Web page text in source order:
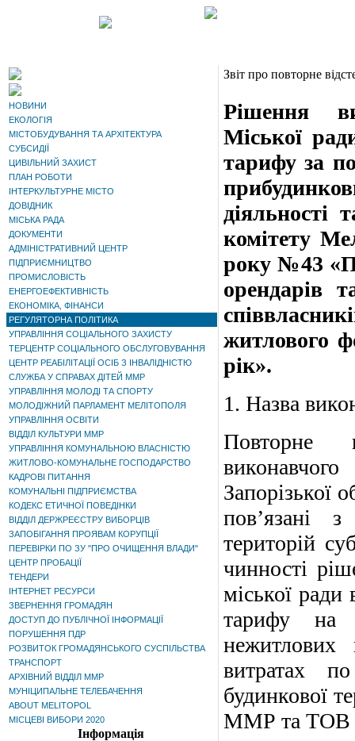
НОВИНИ
ЕКОЛОГІЯ
МІСТОБУДУВАННЯ ТА АРХІТЕКТУРА
СУБСИДІЇ
ЦИВІЛЬНИЙ ЗАХИСТ
ПЛАН РОБОТИ
ІНТЕРКУЛЬТУРНЕ МІСТО
ДОВІДНИК
МІСЬКА РАДА
ДОКУМЕНТИ
АДМІНІСТРАТИВНИЙ ЦЕНТР
ПІДПРИЄМНИЦТВО
ПРОМИСЛОВІСТЬ
ЕНЕРГОЕФЕКТИВНІСТЬ
ЕКОНОМІКА, ФІНАНСИ
РЕГУЛЯТОРНА ПОЛІТИКА
УПРАВЛІННЯ СОЦІАЛЬНОГО ЗАХИСТУ
ТЕРЦЕНТР СОЦІАЛЬНОГО ОБСЛУГОВУВАННЯ
ЦЕНТР РЕАБІЛІТАЦІЇ ОСІБ З ІНВАЛІДНІСТЮ
СЛУЖБА У СПРАВАХ ДІТЕЙ ММР
УПРАВЛІННЯ МОЛОДІ ТА СПОРТУ
МОЛОДІЖНИЙ ПАРЛАМЕНТ МЕЛІТОПОЛЯ
УПРАВЛІННЯ ОСВІТИ
ВІДДІЛ КУЛЬТУРИ ММР
УПРАВЛІННЯ КОМУНАЛЬНОЮ ВЛАСНІСТЮ
ЖИТЛОВО-КОМУНАЛЬНЕ ГОСПОДАРСТВО
КАДРОВІ ПИТАННЯ
КОМУНАЛЬНІ ПІДПРИЄМСТВА
КОДЕКС ЕТИЧНОЇ ПОВЕДІНКИ
ВІДДІЛ ДЕРЖРЕЄСТРУ ВИБОРЦІВ
ЗАПОБІГАННЯ ПРОЯВАМ КОРУПЦІЇ
ПЕРЕВІРКИ ПО ЗУ "ПРО ОЧИЩЕННЯ ВЛАДИ"
ЦЕНТР ПРОБАЦІЇ
ТЕНДЕРИ
ІНТЕРНЕТ РЕСУРСИ
ЗВЕРНЕННЯ ГРОМАДЯН
ДОСТУП ДО ПУБЛІЧНОЇ ІНФОРМАЦІЇ
ПОРУШЕННЯ ПДР
РОЗВИТОК ГРОМАДЯНСЬКОГО СУСПІЛЬСТВА
ТРАНСПОРТ
АРХІВНИЙ ВІДДІЛ ММР
МУНІЦИПАЛЬНЕ ТЕЛЕБАЧЕННЯ
ABOUT MELITOPOL
МІСЦЕВІ ВИБОРИ 2020
Інформація
Звіт про повторне
Рішення
Міської
тарифу за
діяльності
комітету
року №43
орендарів
житлового
рік».
1. Назва
Повторне
Запорізької
пов’язані
територій
чинності
міської
тарифу на
нежитлових
витратах
будинкової
ММР та ТОВ